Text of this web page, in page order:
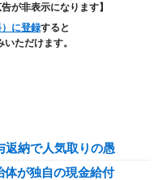
が非表示になります】
に登録すると
ただけます。
返納で人気取りの愚
体が独自の現金給付